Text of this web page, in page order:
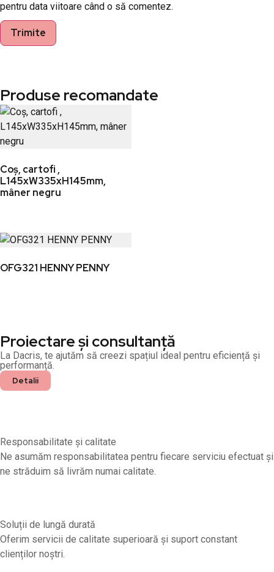
pentru data viitoare când o să comentez.
Produse recomandate
Coș, cartofi ,
L145xW335xH145mm,
mâner negru
OFG321 HENNY PENNY
Proiectare și consultanță
La Dacris, te ajutăm să creezi spațiul ideal pentru eficiență și
performanță.
Detalii
Responsabilitate și calitate
Ne asumăm responsabilitatea pentru fiecare serviciu efectuat și
ne străduim să livrăm numai calitate.
Soluții de lungă durată
Oferim servicii de calitate superioară și suport constant
clienților noștri.